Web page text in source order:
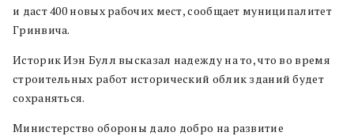
и даст 400 новых рабочих мест, сообщает муниципалитет
Гринвича.
Историк Иэн Булл высказал надежду на то, что во время
строительных работ исторический облик зданий будет
сохраняться.
Министерство обороны дало добро на развитие